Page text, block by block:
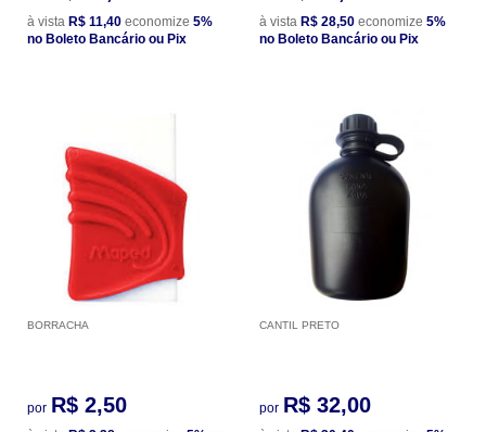
à vista R$ 11,40 economize 5%
no Boleto Bancário ou Pix
à vista R$ 28,50 economize 5%
no Boleto Bancário ou Pix
BORRACHA
por R$ 2,50
CANTIL PRETO
por R$ 32,00